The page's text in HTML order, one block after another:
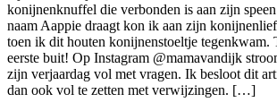
konijnenknuffel die verbonden is aan zijn
naam Aappie draagt kon ik aan zijn
toen ik dit houten konijnenstoeltje tegenkwam.
eerste buit! Op Instagram @mamavandijk
zijn verjaardag vol met vragen. Ik besloot dit
dan ook vol te zetten met verwijzingen. […]